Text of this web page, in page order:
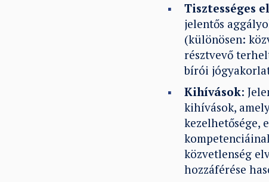
Tisztességes
jelentős
(különösen:
résztvevő
bírói
Kihívások:
kihívások,
kezelhetősége,
közvetlenség
hozzáférése